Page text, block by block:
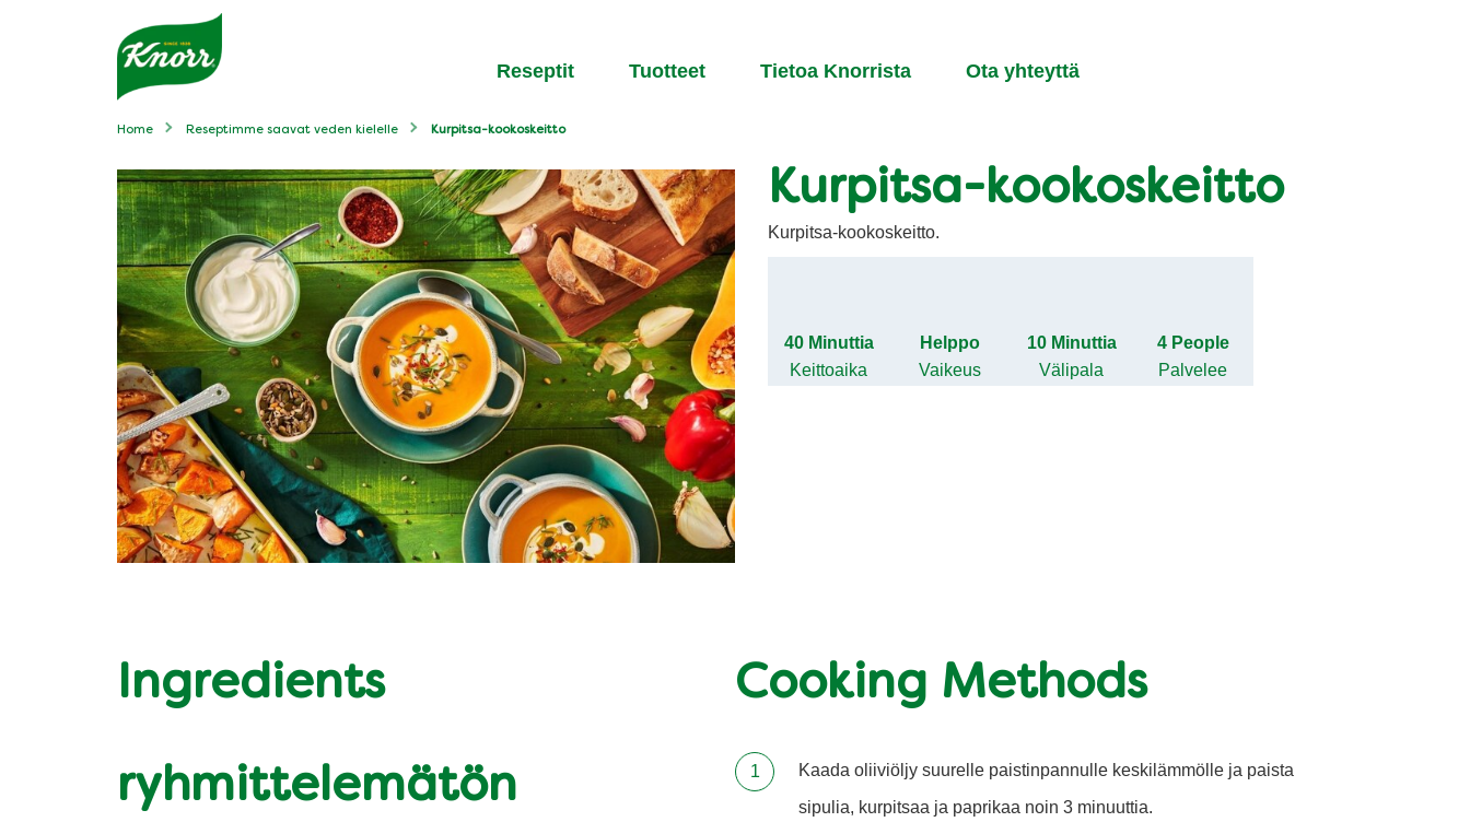
Reseptit Tuotteet Tietoa Knorrista​ Ota yhteyttä
Home Reseptimme saavat veden kielelle Kurpitsa-kookoskeitto
Kurpitsa-kookoskeitto
Kurpitsa-kookoskeitto.
40 Minuttia
Keittoaika
Helppo
Vaikeus
10 Minuttia
Välipala
4 People
Palvelee
Ingredients
ryhmittelemätön
Cooking Methods
Kaada oliiviöljy suurelle paistinpannulle keskilämmölle ja paista
sipulia, kurpitsaa ja paprikaa noin 3 minuuttia.